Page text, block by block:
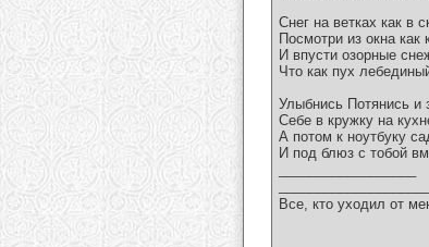
Снег на ветках как в
Посмотри из окна как
И впусти озорные
Что как пух
Улыбнись Потянись и
Себе в кружку на
А потом к ноутбуку
И под блюз с тобой
Все, кто уходил от